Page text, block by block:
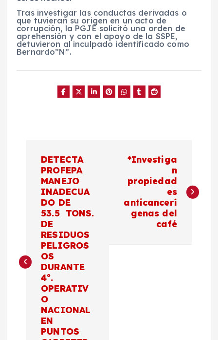
Tras investigar las conductas derivadas o
que tuvieran su origen en un acto de
corrupción, la PGJE solicitó una orden de
aprehensión y con el apoyo de la SSPE,
detuvieron al inculpado identificado como
Bernardo”N”.
a
DETECTA
PROFEPA
MANEJO
INADECUA
DO DE
53.5 TONS.
DE
RESIDUOS
PELIGROS
OS
DURANTE
4º.
OPERATIV
O
NACIONAL
EN
PUNTOS
*Investiga
n
propiedad
es
anticancerí
genas del
café